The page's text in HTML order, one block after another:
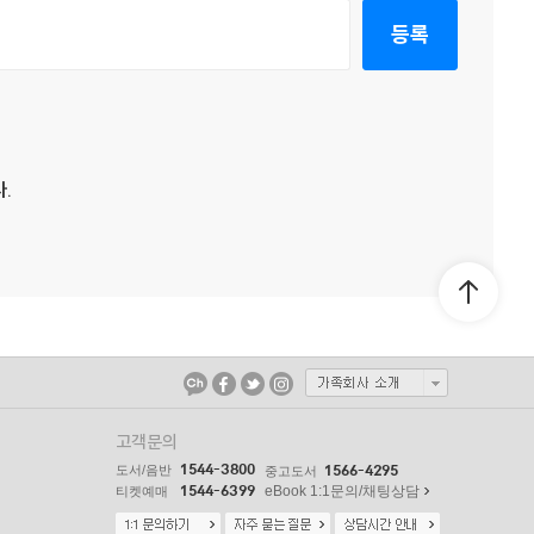
등록
.
고객문의
도서/음반 1544-3800 중고도서 1566-4295
티켓예매 1544-6399 eBook 1:1문의/채팅상담